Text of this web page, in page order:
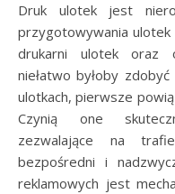
Druk ulotek jest
przygotowywania ulotek
drukarni ulotek oraz
niełatwo byłoby
ulotkach, pierwsze
Czynią one
zezwalające na
bezpośredni i
reklamowych jest